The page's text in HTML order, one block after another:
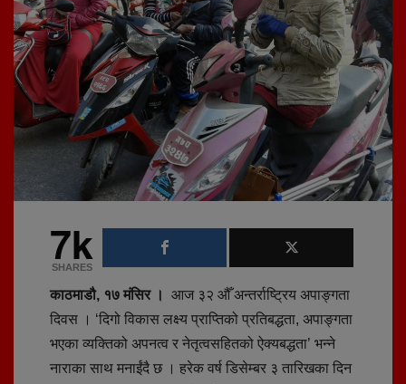
7k
SHARES
काठमाडौ, १७ मंसिर ।
आज ३२ औँ अन्तर्राष्ट्रिय अपाङ्गता
दिवस । ‘दिगो विकास लक्ष्य प्राप्तिको प्रतिबद्धता, अपाङ्गता
भएका व्यक्तिको अपनत्व र नेतृत्वसहितको ऐक्यबद्धता’ भन्ने
नाराका साथ मनाईंदै छ । हरेक वर्ष डिसेम्बर ३ तारिखका दिन